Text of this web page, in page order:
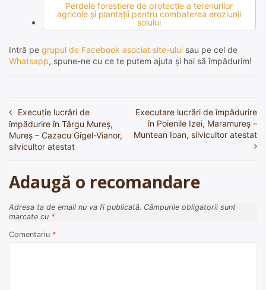
Perdele forestiere de protecţie a terenurilor
agricole şi plantaţii pentru combaterea eroziunii
solului
Intră pe grupul de Facebook asociat site-ului sau pe cel de
Whatsapp, spune-ne cu ce te putem ajuta și hai să împădurim!
Navigare
în
articole
Execuție lucrări de
împădurire în Târgu Mureș,
Mureș – Cazacu Gigel-Vianor,
silvicultor atestat
Executare lucrări de împădurire
în Poienile Izei, Maramureș –
Muntean Ioan, silvicultor atestat
Adaugă o recomandare
Adresa ta de email nu va fi publicată. Câmpurile obligatorii sunt
marcate cu *
Comentariu *